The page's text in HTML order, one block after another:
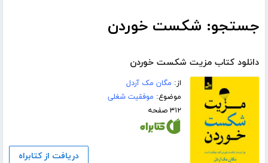
جستجو: شکست خوردن
دانلود کتاب مزیت شکست خوردن
از: مگان مک آردل
موضوع: موفقیت شغلی
۳۱۲ صفحه
دریافت از کتابراه